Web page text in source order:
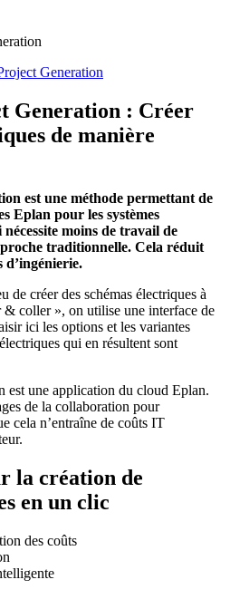
Generation
Generation : Créer
de manière
est une méthode permettant de
Eplan pour les systèmes
moins de travail de
traditionnelle. Cela réduit
d’ingénierie.
de créer des schémas électriques à
& coller », on utilise une interface de
ici les options et les variantes
qui en résultent sont
est une application du cloud Eplan.
de la collaboration pour
cela n’entraîne de coûts IT
la création de
en un clic
des coûts